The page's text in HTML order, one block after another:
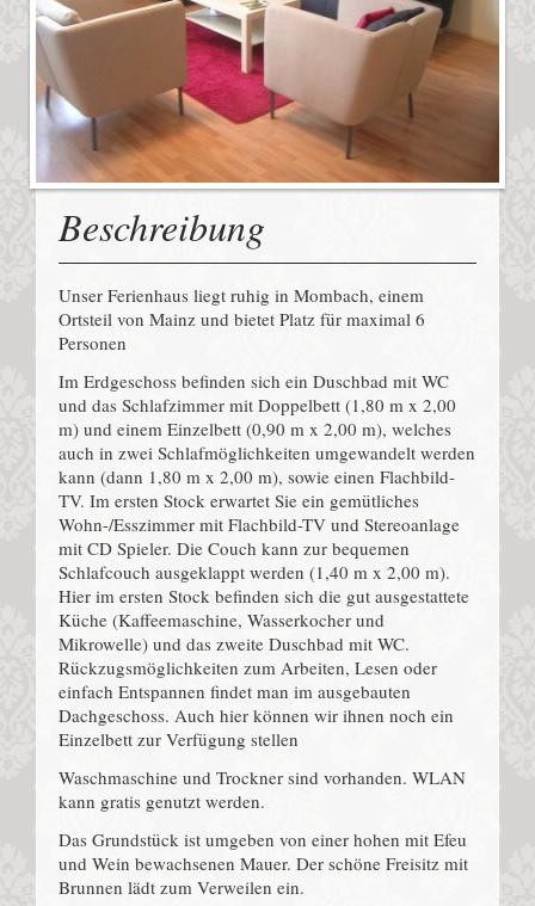
Beschreibung
Unser Ferienhaus liegt ruhig in Mombach, einem
Ortsteil von Mainz und bietet Platz für maximal 6
Personen
Im Erdgeschoss befinden sich ein Duschbad mit WC
und das Schlafzimmer mit Doppelbett (1,80 m x 2,00
m) und einem Einzelbett (0,90 m x 2,00 m), welches
auch in zwei Schlafmöglichkeiten umgewandelt werden
kann (dann 1,80 m x 2,00 m), sowie einen Flachbild-
TV. Im ersten Stock erwartet Sie ein gemütliches
Wohn-/Esszimmer mit Flachbild-TV und Stereoanlage
mit CD Spieler. Die Couch kann zur bequemen
Schlafcouch ausgeklappt werden (1,40 m x 2,00 m).
Hier im ersten Stock befinden sich die gut ausgestattete
Küche (Kaffeemaschine, Wasserkocher und
Mikrowelle) und das zweite Duschbad mit WC.
Rückzugsmöglichkeiten zum Arbeiten, Lesen oder
einfach Entspannen findet man im ausgebauten
Dachgeschoss. Auch hier können wir ihnen noch ein
Einzelbett zur Verfügung stellen
Waschmaschine und Trockner sind vorhanden. WLAN
kann gratis genutzt werden.
Das Grundstück ist umgeben von einer hohen mit Efeu
und Wein bewachsenen Mauer. Der schöne Freisitz mit
Brunnen lädt zum Verweilen ein.